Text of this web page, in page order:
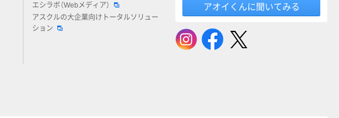
エシラボ（Webメディア）
アスクルの大企業向けトータルソリュー
ション
アオイくんに聞いてみる